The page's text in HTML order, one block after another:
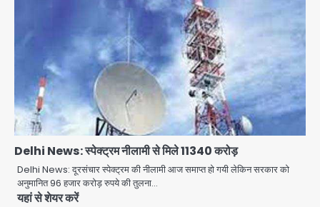
Delhi News: स्पेक्ट्रम नीलामी से मिले 11340 करोड़
Delhi News: दूरसंचार स्पेक्ट्रम की नीलामी आज समाप्त हो गयी लेकिन सरकार को
अनुमानित 96 हजार करोड़ रुपये की तुलना…
यहां से शेयर करें